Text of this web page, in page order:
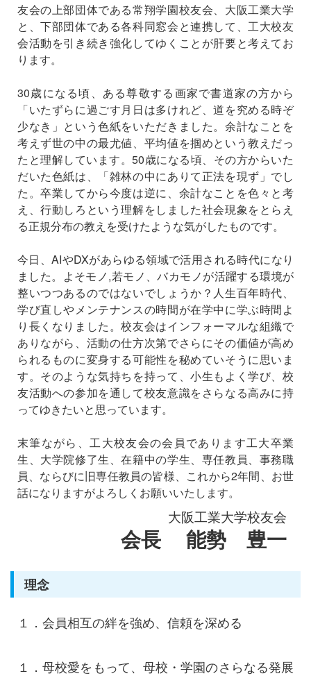
友会の上部団体である常翔学園校友会、大阪工業大学
と、下部団体である各科同窓会と連携して、工大校友
会活動を引き続き強化してゆくことが肝要と考えてお
ります。
30歳になる頃、ある尊敬する画家で書道家の方から
「いたずらに過ごす月日は多けれど、道を究める時ぞ
少なき」という色紙をいただきました。余計なことを
考えず世の中の最尤値、平均値を掴めという教えだっ
たと理解しています。50歳になる頃、その方からいた
だいた色紙は、「雑林の中にありて正法を現ず」でし
た。卒業してから今度は逆に、余計なことを色々と考
え、行動しろという理解をしました社会現象をとらえ
る正規分布の教えを受けたような気がしたものです。
今日、AIやDXがあらゆる領域で活用される時代になり
ました。よそモノ,若モノ、バカモノが活躍する環境が
整いつつあるのではないでしょうか？人生百年時代、
学び直しやメンテナンスの時間が在学中に学ぶ時間よ
り長くなりました。校友会はインフォーマルな組織で
ありながら、活動の仕方次第でさらにその価値が高め
られるものに変身する可能性を秘めていそうに思いま
す。そのような気持ちを持って、小生もよく学び、校
友活動への参加を通して校友意識をさらなる高みに持
ってゆきたいと思っています。
末筆ながら、工大校友会の会員であります工大卒業
生、大学院修了生、在籍中の学生、専任教員、事務職
員、ならびに旧専任教員の皆様、これから2年間、お世
話になりますがよろしくお願いいたします。
大阪工業大学校友会
会長 能勢 豊一
理念
１．会員相互の絆を強め、信頼を深める
１．母校愛をもって、母校・学園のさらなる発展